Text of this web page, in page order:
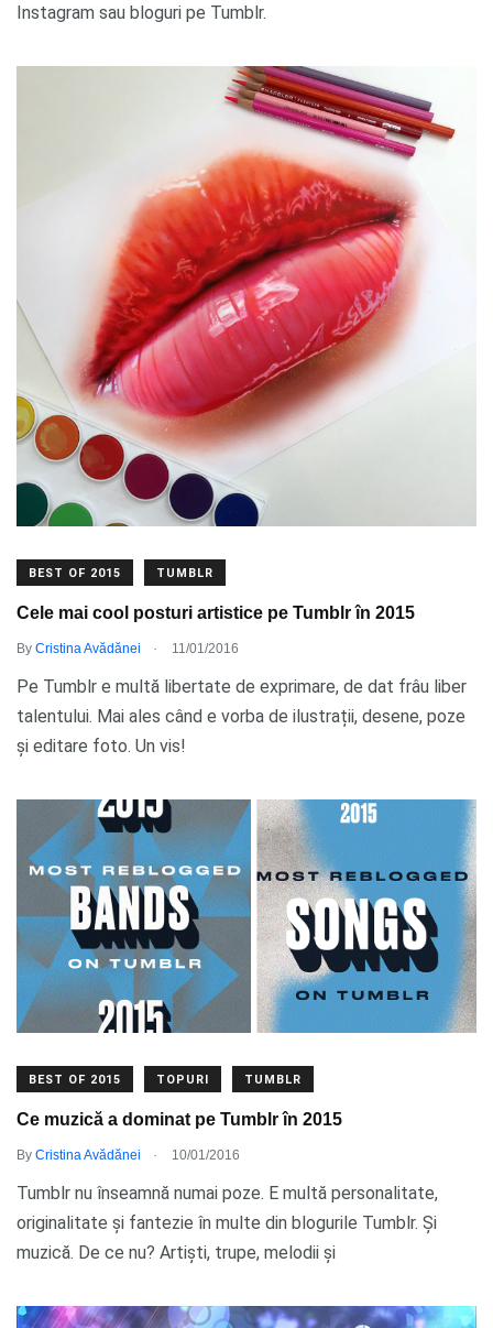
Instagram sau bloguri pe Tumblr.
BEST OF 2015 TUMBLR
Cele mai cool posturi artistice pe Tumblr în 2015
By Cristina Avădănei 11/01/2016
Pe Tumblr e multă libertate de exprimare, de dat frâu liber
talentului. Mai ales când e vorba de ilustrații, desene, poze
și editare foto. Un vis!
BEST OF 2015 TOPURI TUMBLR
Ce muzică a dominat pe Tumblr în 2015
By Cristina Avădănei . 10/01/2016
Tumblr nu înseamnă numai poze. E multă personalitate,
originalitate și fantezie în multe din blogurile Tumblr. Și
muzică. De ce nu? Artiști, trupe, melodii și